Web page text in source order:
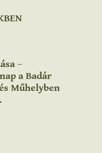
–
a Badár
Műhelyben